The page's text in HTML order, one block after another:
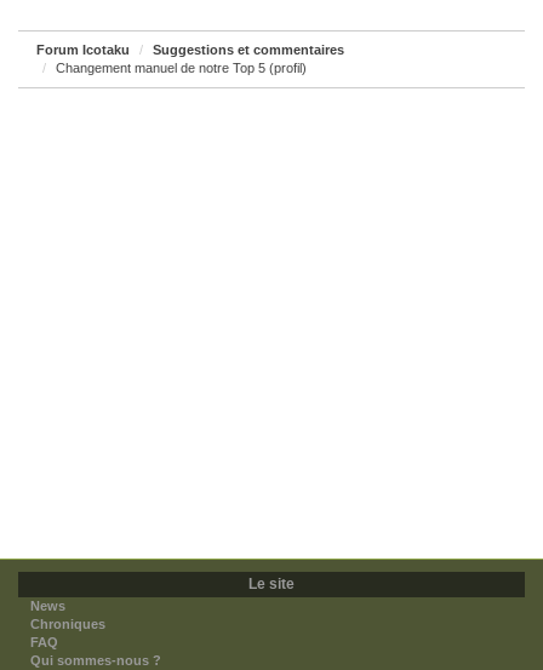
Forum Icotaku
Suggestions et commentaires
Changement manuel de notre Top 5 (profil)
Le site
News
Chroniques
FAQ
Qui sommes-nous ?